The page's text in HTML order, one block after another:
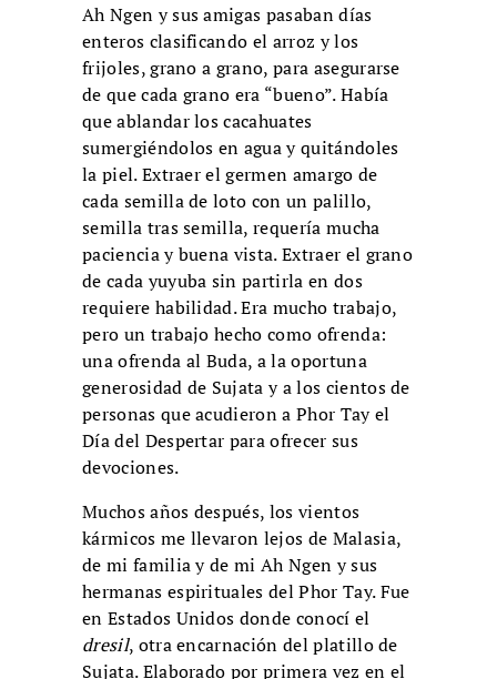
Ah Ngen y sus amigas pasaban días
enteros clasificando el arroz y los
frijoles, grano a grano, para asegurarse
de que cada grano era “bueno”. Había
que ablandar los cacahuates
sumergiéndolos en agua y quitándoles
la piel. Extraer el germen amargo de
cada semilla de loto con un palillo,
semilla tras semilla, requería mucha
paciencia y buena vista. Extraer el grano
de cada yuyuba sin partirla en dos
requiere habilidad. Era mucho trabajo,
pero un trabajo hecho como ofrenda:
una ofrenda al Buda, a la oportuna
generosidad de Sujata y a los cientos de
personas que acudieron a Phor Tay el
Día del Despertar para ofrecer sus
devociones.
Muchos años después, los vientos
kármicos me llevaron lejos de Malasia,
de mi familia y de mi Ah Ngen y sus
hermanas espirituales del Phor Tay. Fue
en Estados Unidos donde conocí el
dresil, otra encarnación del platillo de
Sujata. Elaborado por primera vez en el